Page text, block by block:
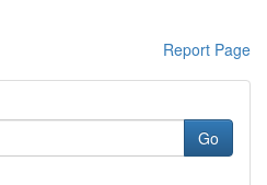
Report Page
Go